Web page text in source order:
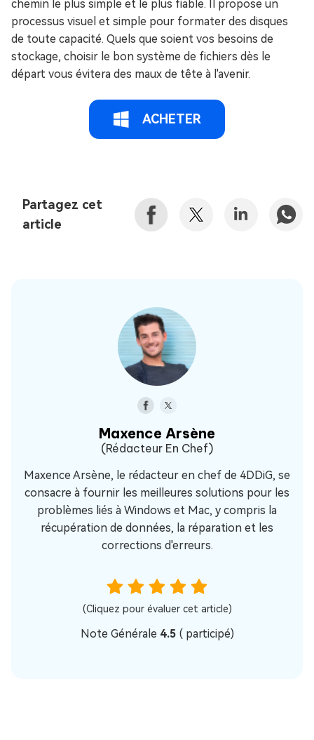
chemin le plus simple et le plus fiable. Il propose un
processus visuel et simple pour formater des disques
de toute capacité. Quels que soient vos besoins de
stockage, choisir le bon système de fichiers dès le
départ vous évitera des maux de tête à l'avenir.
ACHETER
Partagez cet
article
Maxence Arsène
(Rédacteur En Chef)
Maxence Arsène, le rédacteur en chef de 4DDiG, se
consacre à fournir les meilleures solutions pour les
problèmes liés à Windows et Mac, y compris la
récupération de données, la réparation et les
corrections d'erreurs.
(Cliquez pour évaluer cet article)
Note Générale 4.5 ( participé)